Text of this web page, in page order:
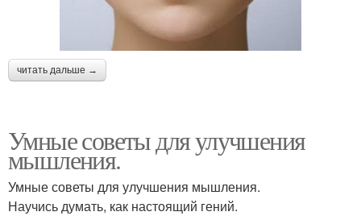
читать дальше →
Умные советы для улучшения
мышления.
Умные советы для улучшения мышления.
Научись думать, как настоящий гений.